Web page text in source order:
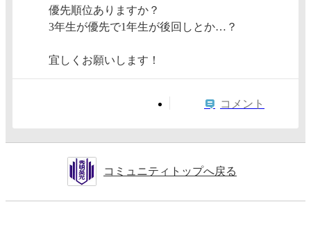
優先順位ありますか？
3年生が優先で1年生が後回しとか…？
宜しくお願いします！
コメント
コミュニティトップへ戻る